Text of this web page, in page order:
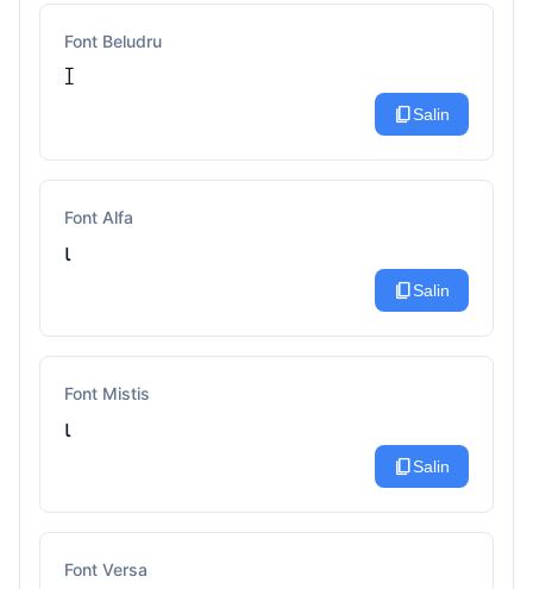
Font Beludru
ꀤ
content_copySalin
Font Alfa
ι
content_copySalin
Font Mistis
ι
content_copySalin
Font Versa